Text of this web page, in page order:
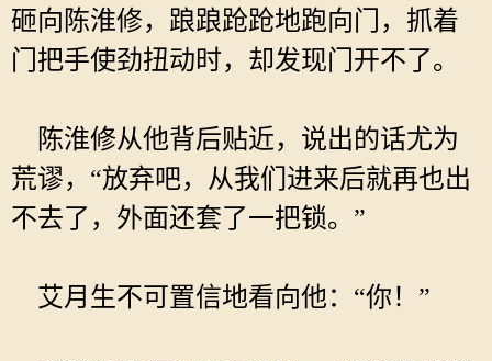
砸向陈淮修，踉踉跄跄地跑向门，抓着
门把手使劲扭动时，却发现门开不了。
陈淮修从他背后贴近，说出的话尤为
荒谬，“放弃吧，从我们进来后就再也出
不去了，外面还套了一把锁。”
艾月生不可置信地看向他：“你！”